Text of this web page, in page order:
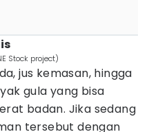
Stock project)
jus kemasan, hingga
gula yang bisa
badan. Jika sedang
tersebut dengan